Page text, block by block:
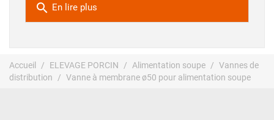
search En lire plus
Accueil ELEVAGE PORCIN Alimentation soupe
Vannes de
distribution
Vanne à membrane ø50 pour alimentation soupe